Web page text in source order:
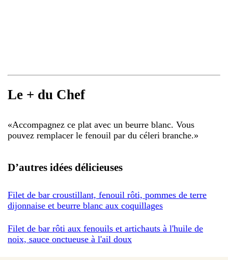
Le + du Chef
«Accompagnez ce plat avec un beurre blanc. Vous
pouvez remplacer le fenouil par du céleri branche.»
D’autres idées délicieuses
Filet de bar croustillant, fenouil rôti, pommes de terre
dijonnaise et beurre blanc aux coquillages
Filet de bar rôti aux fenouils et artichauts à l'huile de
noix, sauce onctueuse à l'ail doux